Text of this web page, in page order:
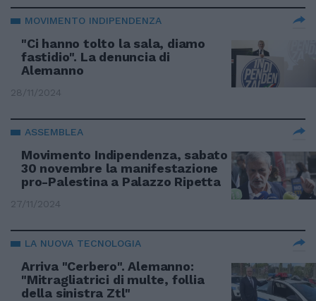
MOVIMENTO INDIPENDENZA
"Ci hanno tolto la sala, diamo
fastidio". La denuncia di
Alemanno
28/11/2024
ASSEMBLEA
Movimento Indipendenza, sabato
30 novembre la manifestazione
pro-Palestina a Palazzo Ripetta
27/11/2024
LA NUOVA TECNOLOGIA
Arriva "Cerbero". Alemanno:
"Mitragliatrici di multe, follia
della sinistra Ztl"